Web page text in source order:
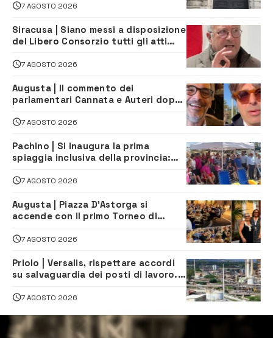
7 AGOSTO 2026
Siracusa | Siano messi a disposizione
del Libero Consorzio tutti gli atti
7 AGOSTO 2026
Augusta | Il commento dei
parlamentari Cannata e Auteri dopo
depuratore
7 AGOSTO 2026
Pachino | Si inaugura la prima
spiaggia inclusiva della provincia:
tutti
7 AGOSTO 2026
Augusta | Piazza D’Astorga si
accende con il primo Torneo di
7 AGOSTO 2026
Priolo | Versalis, rispettare accordi
su salvaguardia dei posti di lavoro. Il
7 AGOSTO 2026